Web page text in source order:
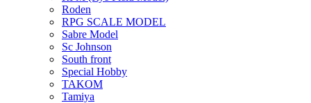
Roden
RPG SCALE MODEL
Sabre Model
Sc Johnson
South front
Special Hobby
TAKOM
Tamiya